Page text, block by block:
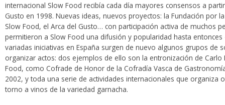
internacional Slow Food recibía cada día mayores consensos a
Gusto en 1998. Nuevas ideas, nuevos proyectos: la Fundación por
Slow Food, el Arca del Gusto… con participación activa de muchos
permitieron a Slow Food una difusión y popularidad hasta
variadas iniciativas en España surgen de nuevo algunos grupos de
organizar actos: dos ejemplos de ello son la entronización de Carlo
Food, como Cofrade de Honor de la Cofradía Vasca de
2002, y toda una serie de actividades internacionales que
torno a vinos de la variedad garnacha.